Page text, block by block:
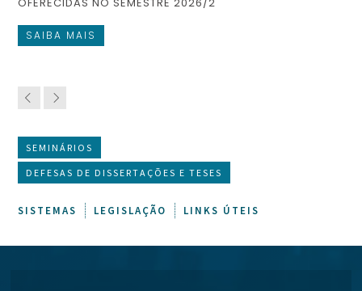
SAIBA MAIS
SEMINÁRIOS
DEFESAS DE DISSERTAÇÕES E TESES
SISTEMAS LEGISLAÇÃO LINKS ÚTEIS